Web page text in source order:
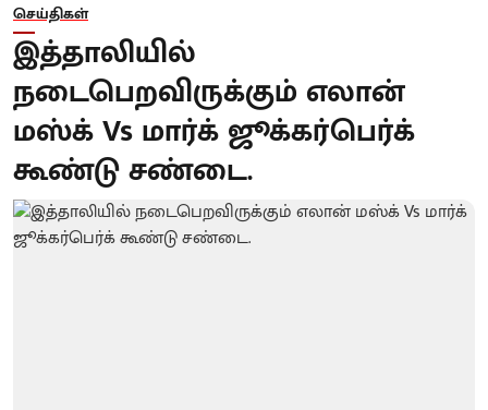
செய்திகள்
இத்தாலியில்
நடைபெறவிருக்கும் எலான்
மஸ்க் Vs மார்க் ஜூக்கர்பெர்க்
கூண்டு சண்டை.